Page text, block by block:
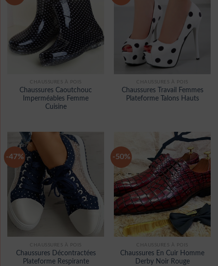
CHAUSSURES À POIS
Chaussures Caoutchouc
Imperméables Femme
Cuisine
CHAUSSURES À POIS
Chaussures Travail Femmes
Plateforme Talons Hauts
-47%
CHAUSSURES À POIS
Chaussures Décontractées
Plateforme Respirante
-50%
CHAUSSURES À POIS
Chaussures En Cuir Homme
Derby Noir Rouge